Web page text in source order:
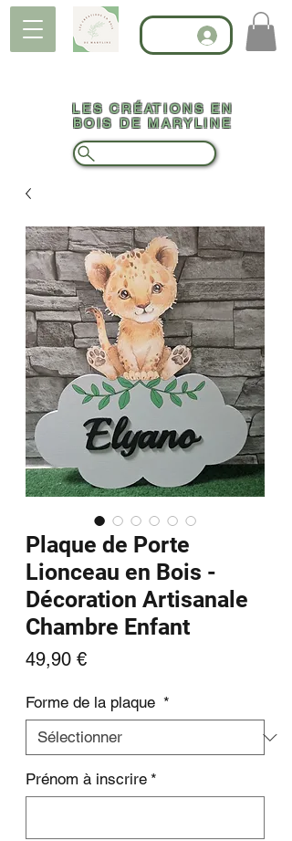
LES CRÉATIONS EN
BOIS DE MARYLINE
Plaque de Porte
Lionceau en Bois -
Décoration Artisanale
Chambre Enfant
49,90 €Prix
Forme de la plaque *
Prénom à inscrire *